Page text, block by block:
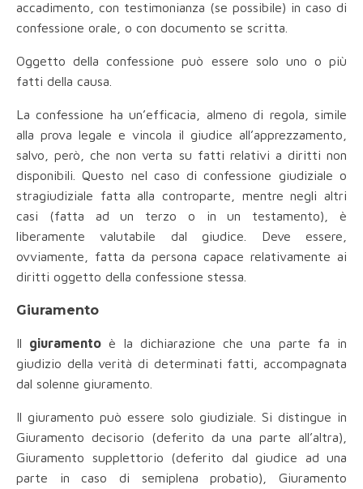
accadimento, con testimonianza (se possibile) in caso di
confessione orale, o con documento se scritta.
Oggetto della confessione può essere solo uno o più
fatti della causa.
La confessione ha un’efficacia, almeno di regola, simile
alla prova legale e vincola il giudice all’apprezzamento,
salvo, però, che non verta su fatti relativi a diritti non
disponibili. Questo nel caso di confessione giudiziale o
stragiudiziale fatta alla controparte, mentre negli altri
casi (fatta ad un terzo o in un testamento), è
liberamente valutabile dal giudice. Deve essere,
ovviamente, fatta da persona capace relativamente ai
diritti oggetto della confessione stessa.
Giuramento
Il giuramento è la dichiarazione che una parte fa in
giudizio della verità di determinati fatti, accompagnata
dal solenne giuramento.
Il giuramento può essere solo giudiziale. Si distingue in
Giuramento decisorio (deferito da una parte all’altra),
Giuramento supplettorio (deferito dal giudice ad una
parte in caso di semiplena probatio), Giuramento